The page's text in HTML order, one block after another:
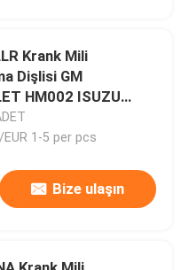
Krank Mili
Dişlisi GM
HM002 ISUZU
EUR 1-5 per pcs
Bize ulaşın